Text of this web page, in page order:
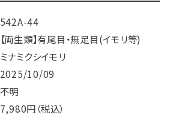
542A-44
【両生類】有尾目・無足目(イモリ等)
ミナミクシイモリ
2025/10/09
不明
7,980円（税込）